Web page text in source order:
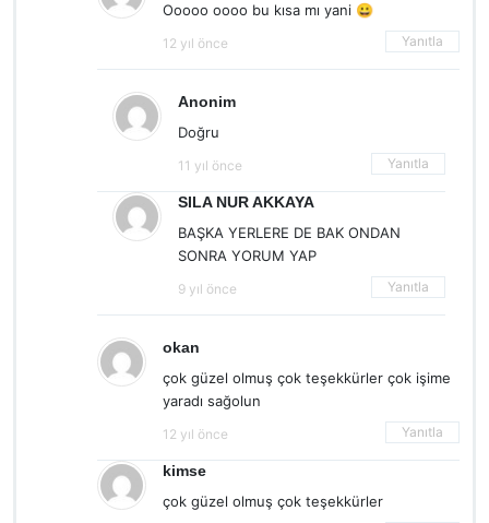
Ooooo oooo bu kısa mı yani 😀
12 yıl önce Yanıtla
Anonim
Doğru
11 yıl önce Yanıtla
SILA NUR AKKAYA
BAŞKA YERLERE DE BAK ONDAN
SONRA YORUM YAP
9 yıl önce Yanıtla
okan
çok güzel olmuş çok teşekkürler çok işime
yaradı sağolun
12 yıl önce Yanıtla
kimse
çok güzel olmuş çok teşekkürler